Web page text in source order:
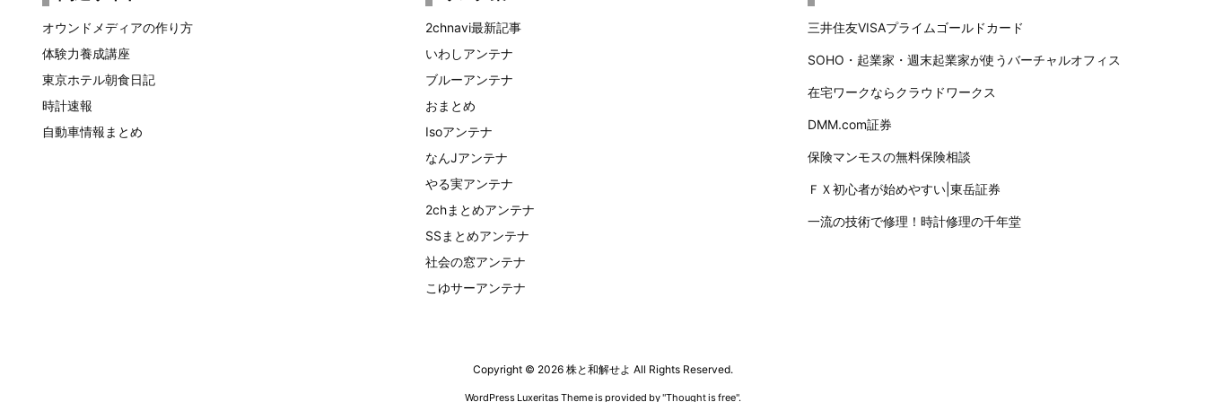
オウンドメディアの作り方
体験力養成講座
東京ホテル朝食日記
時計速報
自動車情報まとめ
2chnavi最新記事
いわしアンテナ
ブルーアンテナ
おまとめ
Isoアンテナ
なんJアンテナ
やる実アンテナ
2chまとめアンテナ
SSまとめアンテナ
社会の窓アンテナ
こゆサーアンテナ
三井住友VISAプライムゴールドカード
SOHO・起業家・週末起業家が使うバーチャルオフィス
在宅ワークならクラウドワークス
DMM.com証券
保険マンモスの無料保険相談
ＦＸ初心者が始めやすい|東岳証券
一流の技術で修理！時計修理の千年堂
Copyright © 2026 株と和解せよ All Rights Reserved.
WordPress Luxeritas Theme is provided by "Thought is free".